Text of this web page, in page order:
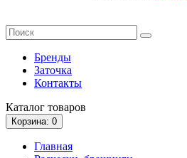
Бренды
Заточка
Контакты
Каталог товаров
Корзина: 0
Главная